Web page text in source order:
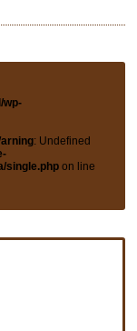
wp-
: Undefined
single.php on line